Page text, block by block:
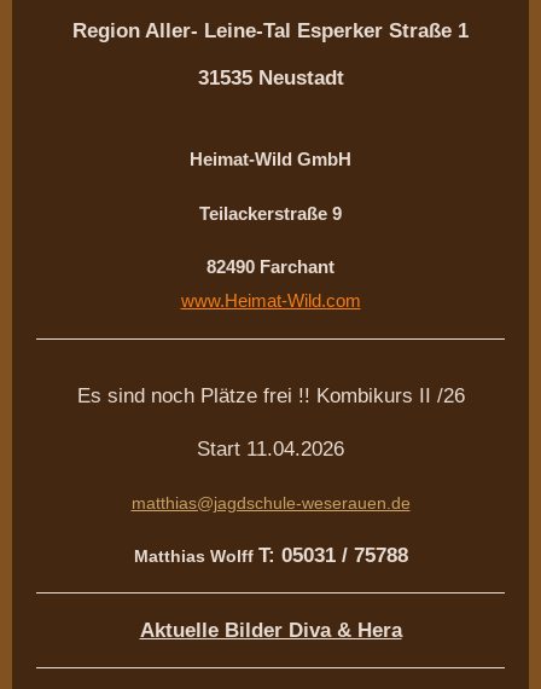
Region Aller- Leine-Tal Esperker Straße 1
31535 Neustadt
Heimat-Wild GmbH
Teilackerstraße 9
82490 Farchant
www.Heimat-Wild.com
Es sind noch Plätze frei !! Kombikurs II /26
Start 11.04.2026
matthias@jagdschule-weserauen.de
Matthias Wolff T: 05031 / 75788
Aktuelle Bilder Diva & Hera